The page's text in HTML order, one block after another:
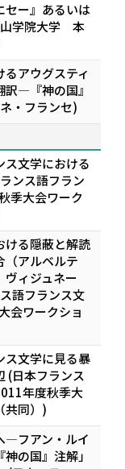
セー』あるいは
山学院大学 本
アウグスティ
訳―『神の国』
・フランセ)
ス文学における
ンス語フラン
季大会ワーク
ける隠蔽と解読
アルベルテ
ヴィジュネー
語フランス文
会ワークショ
ス文学に見る暴
(日本フランス
年度秋季大
共同）)
―フアン・ルイ
の国』注解」